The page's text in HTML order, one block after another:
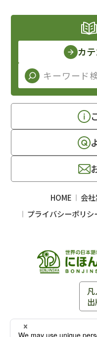
〒102-0093 東京都千
カ
HOME 会
プライバシーポリシ